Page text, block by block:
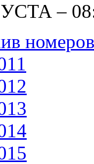
–
номеров